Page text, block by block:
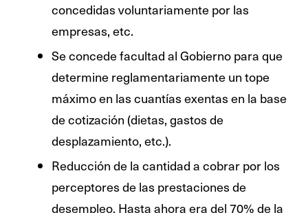
concedidas voluntariamente por las
empresas, etc.
Se concede facultad al Gobierno para que
determine reglamentariamente un tope
máximo en las cuantías exentas en la base
de cotización (dietas, gastos de
desplazamiento, etc.).
Reducción de la cantidad a cobrar por los
perceptores de las prestaciones de
desempleo. Hasta ahora era del 70% de la